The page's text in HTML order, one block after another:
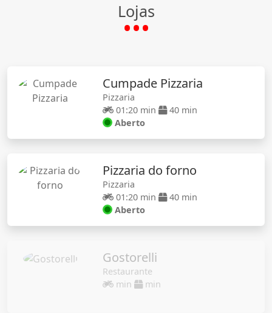
Lojas
Cumpade Pizzaria
Pizzaria
01:20 min
40 min
Aberto
Gostorelli
Restaurante
min
min
Pizzaria do forno
Pizzaria
01:20 min
40 min
Aberto